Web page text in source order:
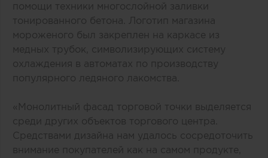
помощи техники многослойной заливки
тонированного бетона. Логотип магазина
мороженого был закреплен на каркасе из
медных трубок, символизирующих систему
охлаждения в автоматах по производству
популярного ледяного лакомства.
«Монолитный фасад торговой точки выделяется
среди других объектов торгового центра.
Средствами дизайна нам удалось сосредоточить
внимание покупателей как на самом продукте,